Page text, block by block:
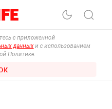
с приложенной
данных и с использованием
Политике.